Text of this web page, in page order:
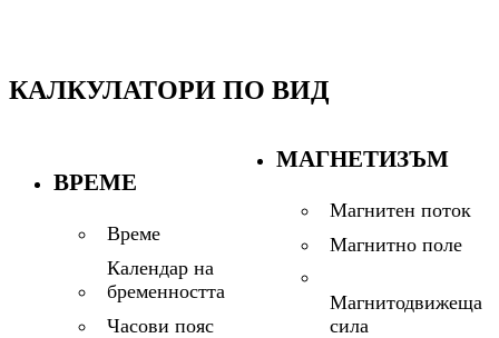
КАЛКУЛАТОРИ ПО ВИД
ВРЕМЕ
Време
Календар на
бременността
Часови пояс
МАГНЕТИЗЪМ
Магнитен поток
Магнитно поле
Магнитодвижеща
сила